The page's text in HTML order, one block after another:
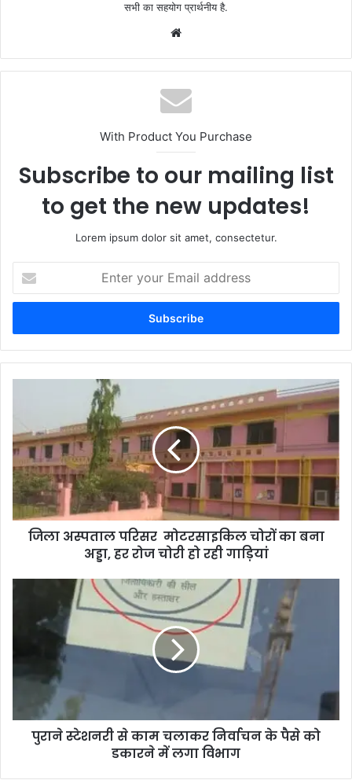
सभी का सहयोग प्रार्थनीय है.
With Product You Purchase
Subscribe to our mailing list
to get the new updates!
Lorem ipsum dolor sit amet, consectetur.
your
Email
जिला अस्पताल परिसर मोटरसाइकिल चोरों का बना
अड्डा, हर रोज चोरी हो रही गाड़ियां
पुराने स्टेशनरी से काम चलाकर निर्वाचन के पैसे को
डकारने में लगा विभाग